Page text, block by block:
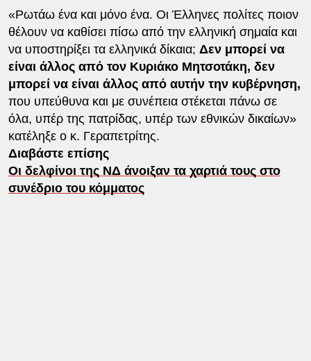
«Ρωτάω ένα και μόνο ένα. Οι Έλληνες πολίτες ποιον
θέλουν να καθίσει πίσω από την ελληνική σημαία και
να υποστηρίξει τα ελληνικά δίκαια; Δεν μπορεί να
είναι άλλος από τον Κυριάκο Μητσοτάκη, δεν
μπορεί να είναι άλλος από αυτήν την κυβέρνηση,
που υπεύθυνα και με συνέπεια στέκεται πάνω σε
όλα, υπέρ της πατρίδας, υπέρ των εθνικών δικαίων»
κατέληξε ο κ. Γεραπετρίτης.
Διαβάστε επίσης
Οι δελφίνοι της ΝΔ άνοιξαν τα χαρτιά τους στο
συνέδριο του κόμματος